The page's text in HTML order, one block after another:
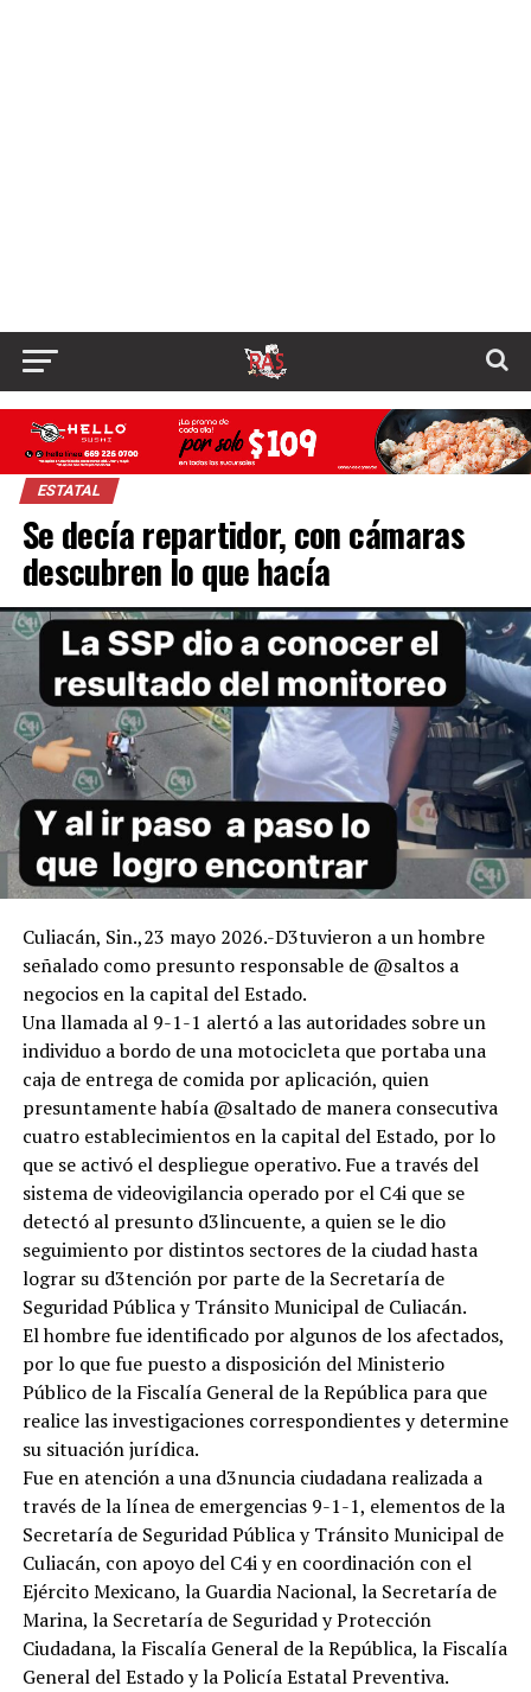
ESTATAL
Se decía repartidor, con cámaras
descubren lo que hacía
Culiacán, Sin.,23 mayo 2026.-D3tuvieron a un hombre
señalado como presunto responsable de @saltos a
negocios en la capital del Estado.
Una llamada al 9-1-1 alertó a las autoridades sobre un
individuo a bordo de una motocicleta que portaba una
caja de entrega de comida por aplicación, quien
presuntamente había @saltado de manera consecutiva
cuatro establecimientos en la capital del Estado, por lo
que se activó el despliegue operativo. Fue a través del
sistema de videovigilancia operado por el C4i que se
detectó al presunto d3lincuente, a quien se le dio
seguimiento por distintos sectores de la ciudad hasta
lograr su d3tención por parte de la Secretaría de
Seguridad Pública y Tránsito Municipal de Culiacán.
El hombre fue identificado por algunos de los afectados,
por lo que fue puesto a disposición del Ministerio
Público de la Fiscalía General de la República para que
realice las investigaciones correspondientes y determine
su situación jurídica.
Fue en atención a una d3nuncia ciudadana realizada a
través de la línea de emergencias 9-1-1, elementos de la
Secretaría de Seguridad Pública y Tránsito Municipal de
Culiacán, con apoyo del C4i y en coordinación con el
Ejército Mexicano, la Guardia Nacional, la Secretaría de
Marina, la Secretaría de Seguridad y Protección
Ciudadana, la Fiscalía General de la República, la Fiscalía
General del Estado y la Policía Estatal Preventiva.